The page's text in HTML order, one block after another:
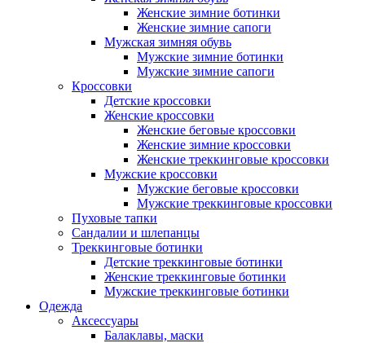
Женские зимние ботинки
Женские зимние сапоги
Мужская зимняя обувь
Мужские зимние ботинки
Мужские зимние сапоги
Кроссовки
Детские кроссовки
Женские кроссовки
Женские беговые кроссовки
Женские зимние кроссовки
Женские треккинговые кроссовки
Мужские кроссовки
Мужские беговые кроссовки
Мужские треккинговые кроссовки
Пуховые тапки
Сандалии и шлепанцы
Треккинговые ботинки
Детские треккинговые ботинки
Женские треккинговые ботинки
Мужские треккинговые ботинки
Одежда
Аксессуары
Балаклавы, маски